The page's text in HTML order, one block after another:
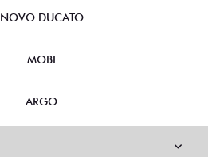
NOVO DUCATO
MOBI
ARGO